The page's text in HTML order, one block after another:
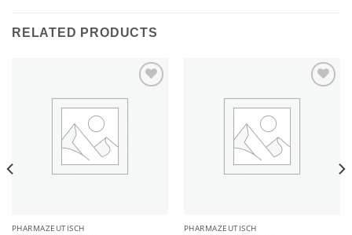
RELATED PRODUCTS
PHARMAZEUTISCH PHARMAZEUTISCH